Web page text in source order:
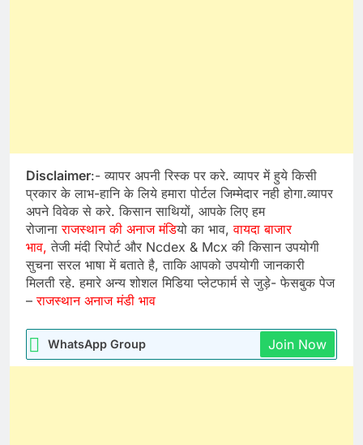
Disclaimer:- व्यापर अपनी रिस्क पर करे. व्यापर में हुये किसी
प्रकार के लाभ-हानि के लिये हमारा पोर्टल जिम्मेदार नही होगा.व्यापर
अपने विवेक से करे. किसान साथियों, आपके लिए हम
रोजानाराजस्थान की अनाज मंडियो का भाव, वायदा बाजार
भाव, तेजी मंदी रिपोर्ट और Ncdex & Mcx की किसान उपयोगी
सुचना सरल भाषा में बताते है, ताकि आपको उपयोगी जानकारी
मिलती रहे. हमारे अन्य शोशल मिडिया प्लेटफार्म से जुड़े- फेसबुक पेज
–राजस्थान अनाज मंडी भाव
WhatsApp Group Join Now